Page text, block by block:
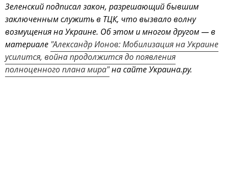
Зеленский подписал закон, разрешающий бывшим
заключенным служить в ТЦК, что вызвало волну
возмущения на Украине. Об этом и многом другом — в
материале "Александр Ионов: Мобилизация на Украине
усилится, война продолжится до появления
полноценного плана мира"на сайте Украина.ру.